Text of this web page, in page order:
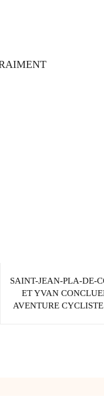
SAINT-JEAN-PLA-DE-
ET YVAN
AVENTURE